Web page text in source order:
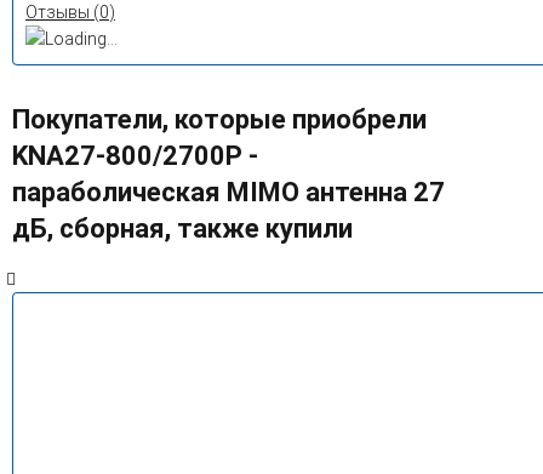
Отзывы (0)
Покупатели, которые приобрели
KNA27-800/2700P -
параболическая MIMO антенна 27
дБ, сборная, также купили